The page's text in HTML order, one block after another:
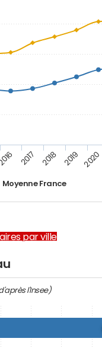
Moyenne France
2017 2018 2019 2020
par ville
l'Insee)